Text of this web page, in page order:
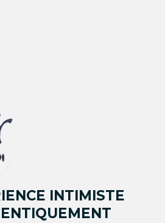
INTIMISTE